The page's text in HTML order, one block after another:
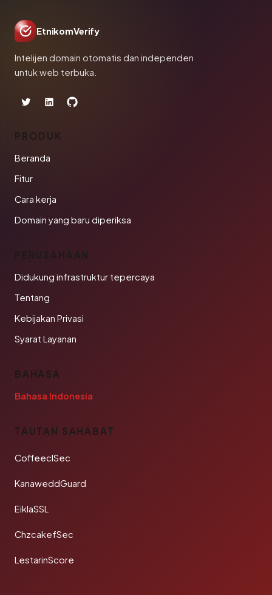
EtnikomVerify
Intelijen domain otomatis dan independen
untuk web terbuka.
PRODUK
Beranda
Fitur
Cara kerja
Domain yang baru diperiksa
PERUSAHAAN
Didukung infrastruktur tepercaya
Tentang
Kebijakan Privasi
Syarat Layanan
BAHASA
Bahasa Indonesia
TAUTAN SAHABAT
CoffeeclSec
KanaweddGuard
EiklaSSL
ChzcakefSec
LestarinScore